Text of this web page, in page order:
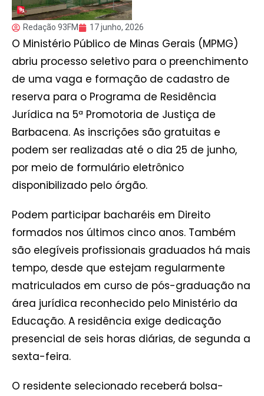
Redação 93FM 17 junho, 2026
O Ministério Público de Minas Gerais (MPMG)
abriu processo seletivo para o preenchimento
de uma vaga e formação de cadastro de
reserva para o Programa de Residência
Jurídica na 5ª Promotoria de Justiça de
Barbacena. As inscrições são gratuitas e
podem ser realizadas até o dia 25 de junho,
por meio de formulário eletrônico
disponibilizado pelo órgão.
Podem participar bacharéis em Direito
formados nos últimos cinco anos. Também
são elegíveis profissionais graduados há mais
tempo, desde que estejam regularmente
matriculados em curso de pós-graduação na
área jurídica reconhecido pelo Ministério da
Educação. A residência exige dedicação
presencial de seis horas diárias, de segunda a
sexta-feira.
O residente selecionado receberá bolsa-